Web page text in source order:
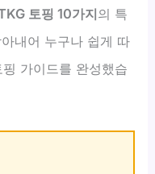
토핑 10가지의 특
내어 누구나 쉽게 따
가이드를 완성했습